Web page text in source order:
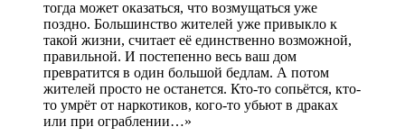
тогда может оказаться, что возмущаться уже
поздно. Большинство жителей уже привыкло к
такой жизни, считает её единственно возможной,
правильной. И постепенно весь ваш дом
превратится в один большой бедлам. А потом
жителей просто не останется. Кто-то сопьётся, кто-
то умрёт от наркотиков, кого-то убьют в драках
или при ограблении…»